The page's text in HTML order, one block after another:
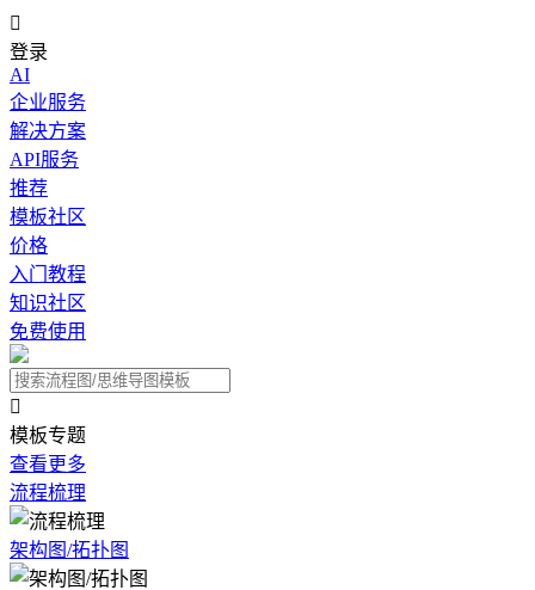

登录
AI
企业服务
解决方案
API服务
推荐
模板社区
价格
入门教程
知识社区
免费使用

模板专题
查看更多
流程梳理
架构图/拓扑图